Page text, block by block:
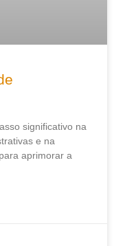
significativo na
e na
aprimorar a